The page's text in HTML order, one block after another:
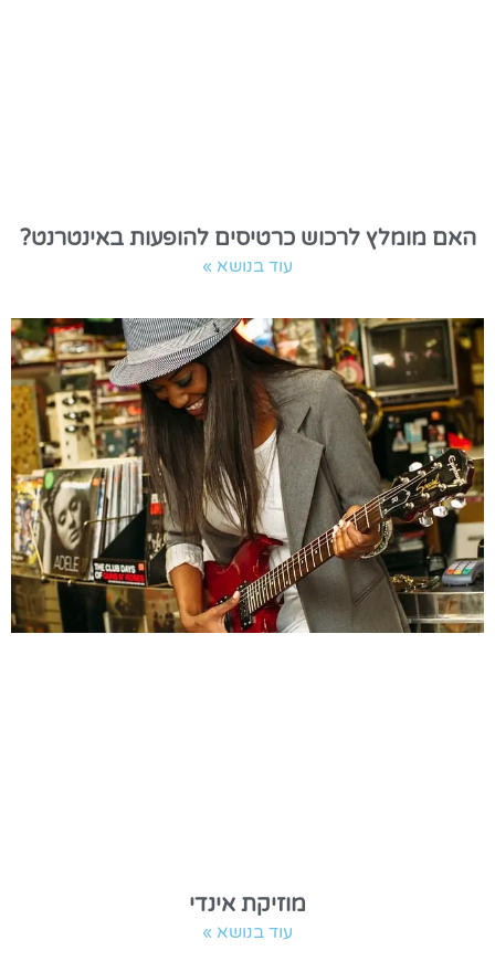
האם מומלץ לרכוש כרטיסים להופעות באינטרנט?
עוד בנושא »
מוזיקת אינדי
עוד בנושא »